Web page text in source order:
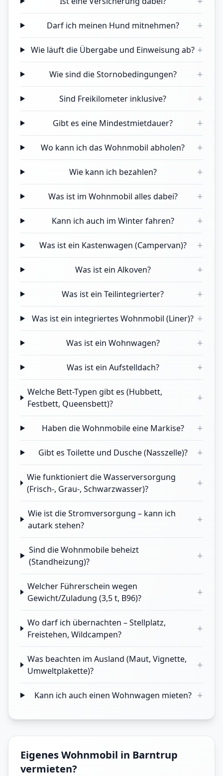
Darf ich meinen Hund mitnehmen? +
Wie läuft die Übergabe und Einweisung ab? +
Wie sind die Stornobedingungen? +
Sind Freikilometer inklusive? +
Gibt es eine Mindestmietdauer? +
Wo kann ich das Wohnmobil abholen? +
Wie kann ich bezahlen? +
Was ist im Wohnmobil alles dabei? +
Kann ich auch im Winter fahren? +
Was ist ein Kastenwagen (Campervan)? +
Was ist ein Alkoven? +
Was ist ein Teilintegrierter? +
Was ist ein integriertes Wohnmobil (Liner)? +
Was ist ein Wohnwagen? +
Was ist ein Aufstelldach? +
Welche Bett-Typen gibt es (Hubbett,
Festbett, Queensbett)?
+
Haben die Wohnmobile eine Markise? +
Gibt es Toilette und Dusche (Nasszelle)? +
Wie funktioniert die Wasserversorgung
(Frisch-, Grau-, Schwarzwasser)?
+
Wie ist die Stromversorgung – kann ich
autark stehen?
+
Sind die Wohnmobile beheizt
(Standheizung)?
+
Welcher Führerschein wegen
Gewicht/Zuladung (3,5 t, B96)?
+
Wo darf ich übernachten – Stellplatz,
Freistehen, Wildcampen?
+
Was beachten im Ausland (Maut, Vignette,
Umweltplakette)?
+
Kann ich auch einen Wohnwagen mieten? +
Eigenes Wohnmobil in Barntrup
vermieten?